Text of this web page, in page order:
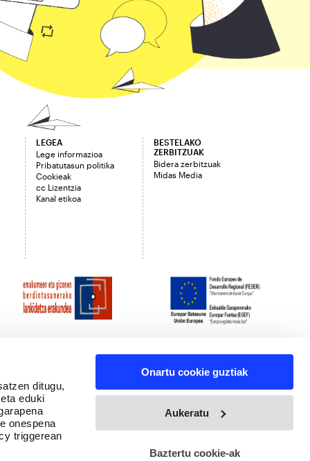
ditugu,
eduki
onespena
triggerean
Onartu cookie guztiak
Aukeratu
Baztertu cookie-ak
LEGEA
Lege informazioa
Pribatutasun politika
Cookieak
cc Lizentzia
Kanal etikoa
BESTELAKO
ZERBITZUAK
Bidera zerbitzuak
Midas Media